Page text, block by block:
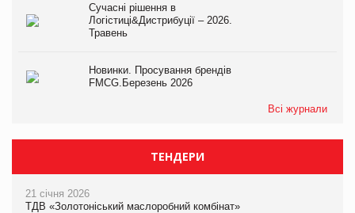
Сучасні рішення в
Логістиці&Дистрибуції – 2026.
Травень
Новинки. Просування брендів
FMCG.Березень 2026
Всі журнали
ТЕНДЕРИ
21 січня 2026
ТДВ «Золотоніський маслоробний комбінат»